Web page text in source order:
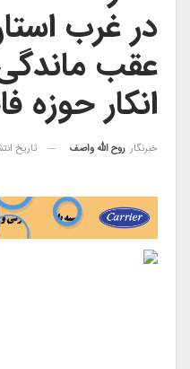
در غرب
عقب
انکار حوزه
خبرنگار روح الله واصف تاریخ